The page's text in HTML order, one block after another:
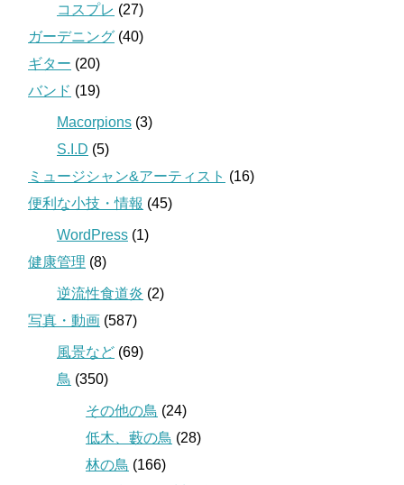
コスプレ (27)
ガーデニング (40)
ギター (20)
バンド (19)
Macorpions (3)
S.I.D (5)
ミュージシャン&アーティスト (16)
便利な小技・情報 (45)
WordPress (1)
健康管理 (8)
逆流性食道炎 (2)
写真・動画 (587)
風景など (69)
鳥 (350)
その他の鳥 (24)
低木、藪の鳥 (28)
林の鳥 (166)